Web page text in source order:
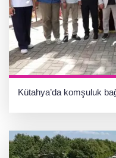
Kütahya’da komşuluk